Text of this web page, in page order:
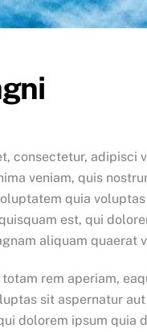
consectetur, adipisci
veniam, quis
quia
est, qui
aliquam quaerat
rem aperiam,
sit aspernatur
dolorem ipsum quia